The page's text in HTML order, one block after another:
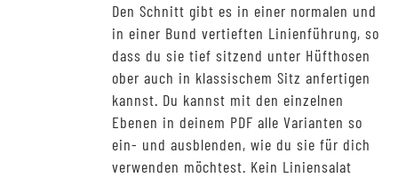
Den Schnitt gibt es in einer normalen und
in einer Bund vertieften Linienführung, so
dass du sie tief sitzend unter Hüfthosen
ober auch in klassischem Sitz anfertigen
kannst. Du kannst mit den einzelnen
Ebenen in deinem PDF alle Varianten so
ein- und ausblenden, wie du sie für dich
verwenden möchtest. Kein Liniensalat